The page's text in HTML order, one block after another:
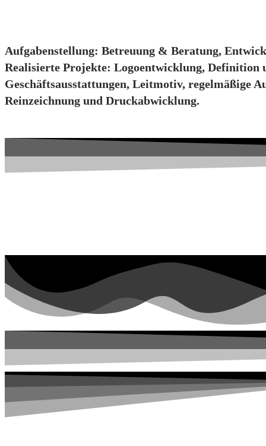
Aufgabenstellung: Betreuung & Beratung,
Realisierte Projekte: Logoentwicklung, Definition
Geschäftsausstattungen, Leitmotiv, regelmäßige
Reinzeichnung und Druckabwicklung.